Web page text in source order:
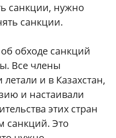
санкции, нужно
санкции.
обходе санкций
Все члены
и в Казахстан,
и настаивали
этих стран
санкций. Это